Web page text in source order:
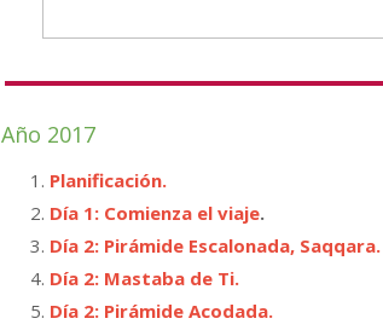
Año 2017
Planificación.
Día 1: Comienza el viaje.
Día 2: Pirámide Escalonada, Saqqara.
Día 2: Mastaba de Ti.
Día 2: Pirámide Acodada.